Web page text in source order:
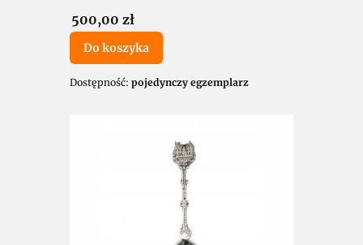
Cena
500,00 zł
Do koszyka
Dostępność: pojedynczy egzemplarz